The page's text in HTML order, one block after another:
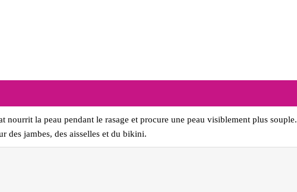
nourrit la peau pendant le rasage et procure une peau visiblement plus souple.
des jambes, des aisselles et du bikini.